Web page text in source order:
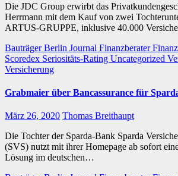
Die JDC Group erwirbt das
Herrmann mit dem Kauf von zwei
ARTUS-GRUPPE, inklusive 40.000
BauträgerBerlin Journal Finanzberater
Scoredex Seriositäts-Rating Uncategorized
Versicherung
Grabmaier über Bancassurance für
März 26, 2020 Thomas Breithaupt
Die Tochter der Sparda-Bank Sparda
(SVS) nutzt mit ihrer Homepage ab sofort
Lösung im deutschen…